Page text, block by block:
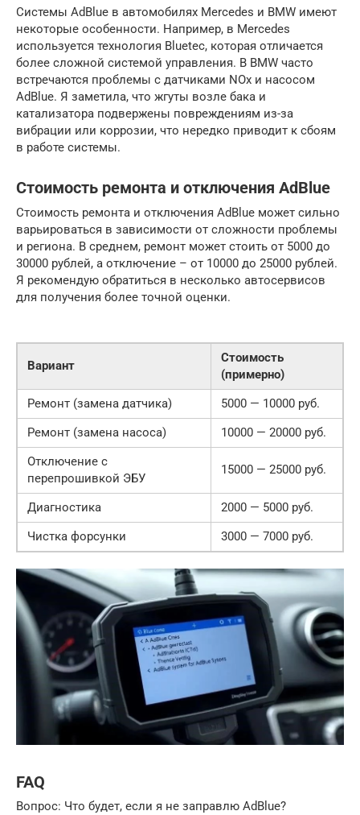
Системы AdBlue в автомобилях Mercedes и BMW имеют
некоторые особенности. Например, в Mercedes
используется технология Bluetec, которая отличается
более сложной системой управления. В BMW часто
встречаются проблемы с датчиками NOx и насосом
AdBlue. Я заметила, что жгуты возле бака и
катализатора подвержены повреждениям из-за
вибрации или коррозии, что нередко приводит к сбоям
в работе системы.
Стоимость ремонта и отключения AdBlue
Стоимость ремонта и отключения AdBlue может сильно
варьироваться в зависимости от сложности проблемы
и региона. В среднем, ремонт может стоить от 5000 до
30000 рублей, а отключение – от 10000 до 25000 рублей.
Я рекомендую обратиться в несколько автосервисов
для получения более точной оценки.
Вариант
Стоимость
(примерно)
Ремонт (замена датчика)
5000 — 10000 руб.
Ремонт (замена насоса)
10000 — 20000 руб.
Отключение с
перепрошивкой ЭБУ
15000 — 25000 руб.
Диагностика
2000 — 5000 руб.
Чистка форсунки
3000 — 7000 руб.
FAQ
Вопрос: Что будет, если я не заправлю AdBlue?